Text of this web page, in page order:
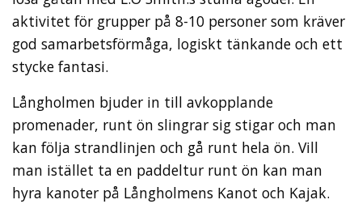
aktivitet för grupper på 8-10 personer som kräver
god samarbetsförmåga, logiskt tänkande och ett
stycke fantasi.
Långholmen bjuder in till avkopplande
promenader, runt ön slingrar sig stigar och man
kan följa strandlinjen och gå runt hela ön. Vill
man istället ta en paddeltur runt ön kan man
hyra kanoter på Långholmens Kanot och Kajak.